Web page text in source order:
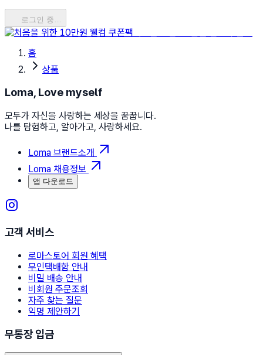
로그인 중…
홈
상품
Loma, Love myself
모두가 자신을 사랑하는 세상을 꿈꿉니다.
나를 탐험하고, 알아가고, 사랑하세요.
Loma 브랜드소개
Loma 채용정보
앱 다운로드
고객 서비스
로마스토어 회원 혜택
무인택배함 안내
비밀 배송 안내
비회원 주문조회
자주 찾는 질문
익명 제안하기
무통장 입금